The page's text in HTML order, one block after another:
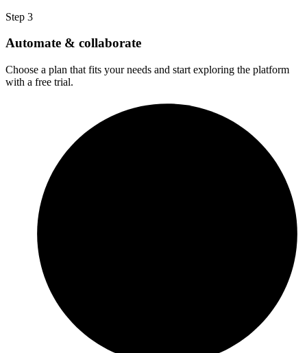
Step 3
Automate & collaborate
Choose a plan that fits your needs and start exploring the platform
with a free trial.